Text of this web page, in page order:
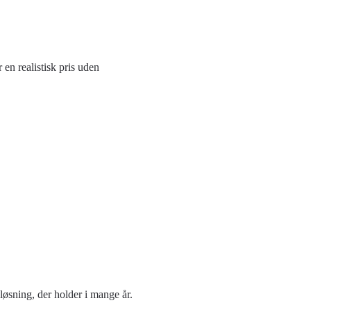
realistisk pris uden
der holder i mange år.